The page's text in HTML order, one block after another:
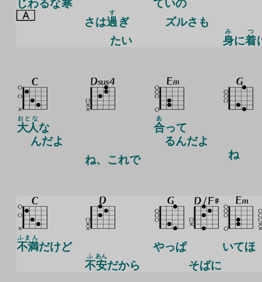
じわるな寒
さは過
す
ぎ
たい
ていの
ズルさも
身
み
に着
つ
大人
おとな
な
んだよ
ね、これで
合
あ
って
るんだよ
ね
不満
ふまん
だけど
不
ふ
安
あん
だから
やっぱ
そばに
いてほ